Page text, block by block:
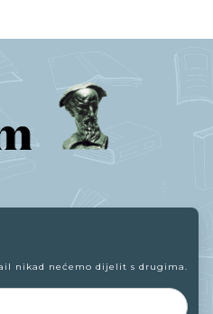
nikad nećemo dijelit s drugima.